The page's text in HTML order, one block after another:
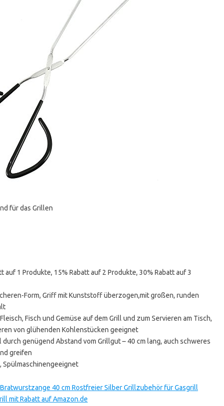
für das Grillen
auf 1 Produkte, 15% Rabatt auf 2 Produkte, 30% Rabatt auf 3
Form, Griff mit Kunststoff überzogen,mit großen, runden
Fisch und Gemüse auf dem Grill und zum Servieren am Tisch,
von glühenden Kohlenstücken geeignet
durch genügend Abstand vom Grillgut – 40 cm lang, auch schweres
greifen
Spülmaschinengeeignet
40 cm Rostfreier Silber Grillzubehör für Gasgrill
mit Rabatt auf Amazon.de